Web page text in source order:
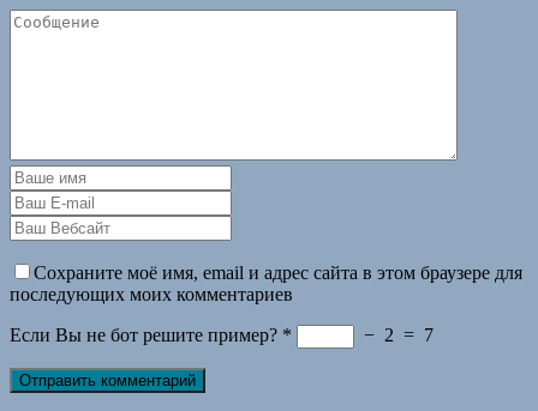
Сохраните моё имя, email и адрес сайта в этом браузере для
последующих моих комментариев
Если Вы не бот решите пример? * − 2 = 7